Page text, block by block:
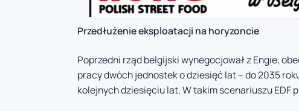
Przedłużenie eksploatacji na horyzoncie
Poprzedni rząd belgijski wynegocjował z Engie,
pracy dwóch jednostek o dziesięć lat – do 2035
kolejnych dziesięciu lat. W takim scenariuszu EDF